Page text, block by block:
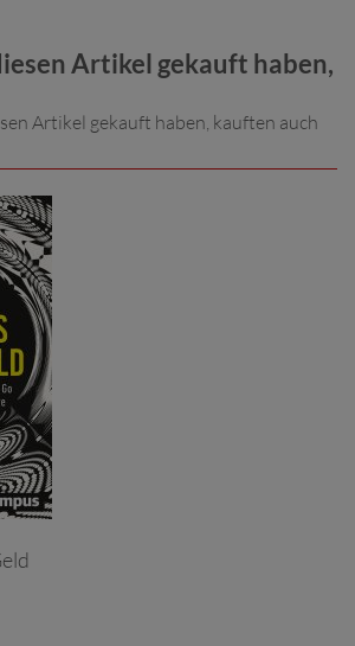
Artikel gekauft haben,
Artikel gekauft haben, kauften auch